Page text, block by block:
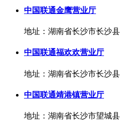
中国联通金鹰营业厅
地址：湖南省长沙市长沙县
中国联通福欢欢营业厅
地址：湖南省长沙市长沙县
中国联通靖港镇营业厅
地址：湖南省长沙市望城县